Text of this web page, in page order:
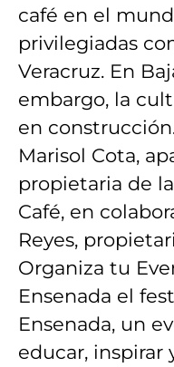
café en el
privilegiadas
Veracruz. En
embargo, la
en
Marisol Cota,
propietaria de
Café, en
Reyes,
Organiza tu
Ensenada el
Ensenada, un
educar, inspirar